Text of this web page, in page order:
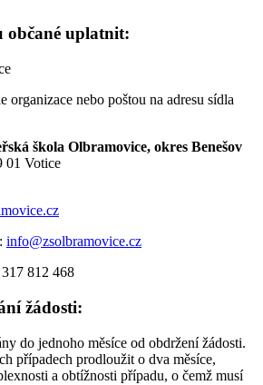
občané uplatnit:
organizace nebo poštou na adresu sídla
škola Olbramovice, okres Benešov
01 Votice
info@zsolbramovice.cz
812 468
žádosti:
do jednoho měsíce od obdržení žádosti.
případech prodloužit o dva měsíce,
a obtížnosti případu, o čemž musí